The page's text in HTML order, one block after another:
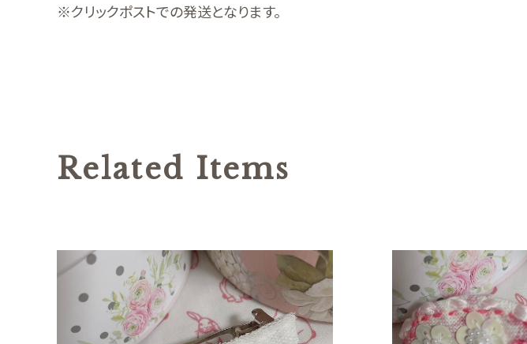
※クリックポストでの発送となります。
Related Items